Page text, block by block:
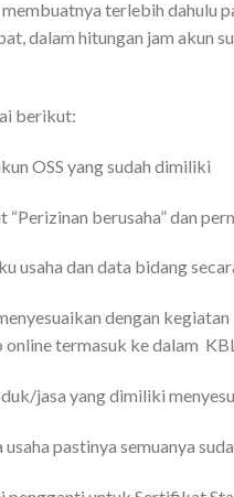
terlebih dahulu
dalam hitungan jam akun
berikut:
OSS yang sudah dimiliki
berusaha” dan
usaha dan data bidang
dengan
termasuk ke dalam
jasa yang dimiliki
pastinya semuanya